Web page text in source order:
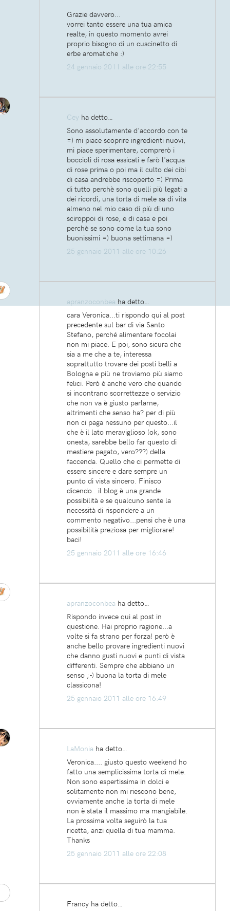
Grazie davvero...
vorrei tanto essere una tua amica
realte, in questo momento avrei
proprio bisogno di un cuscinetto di
erbe aromatiche :)
24 gennaio 2011 alle ore 22:55
Cey ha detto…
Sono assolutamente d'accordo con te
=) mi piace scoprire ingredienti nuovi,
mi piace sperimentare, comprerò i
boccioli di rosa essicati e farò l'acqua
di rose prima o poi ma il culto dei cibi
di casa andrebbe riscoperto =) Prima
di tutto perchè sono quelli più legati a
dei ricordi, una torta di mele sa di vita
almeno nel mio caso di più di uno
sciroppoi di rose, e di casa e poi
perchè se sono come la tua sono
buonissimi =) buona settimana =)
25 gennaio 2011 alle ore 10:26
apranzoconbea ha detto…
cara Veronica...ti rispondo qui al post
precedente sul bar di via Santo
Stefano, perché alimentare focolai
non mi piace. E poi, sono sicura che
sia a me che a te, interessa
soprattutto trovare dei posti belli a
Bologna e più ne troviamo più siamo
felici. Però è anche vero che quando
si incontrano scorrettezze o servizio
che non va è giusto parlarne,
altrimenti che senso ha? per di più
non ci paga nessuno per questo...il
che è il lato meraviglioso (ok, sono
onesta, sarebbe bello far questo di
mestiere pagato, vero???) della
faccenda. Quello che ci permette di
essere sincere e dare sempre un
punto di vista sincero. Finisco
dicendo...il blog è una grande
possibilità e se qualcuno sente la
necessità di rispondere a un
commento negativo...pensi che è una
possibilità preziosa per migliorare!
baci!
25 gennaio 2011 alle ore 16:46
apranzoconbea ha detto…
Rispondo invece qui al post in
questione. Hai proprio ragione...a
volte si fa strano per forza! però è
anche bello provare ingredienti nuovi
che danno gusti nuovi e punti di vista
differenti. Sempre che abbiano un
senso ;-) buona la torta di mele
classicona!
25 gennaio 2011 alle ore 16:49
LaMonia ha detto…
Veronica.... giusto questo weekend ho
fatto una semplicissima torta di mele.
Non sono espertissima in dolci e
solitamente non mi riescono bene,
ovviamente anche la torta di mele
non è stata il massimo ma mangiabile.
La prossima volta seguirò la tua
ricetta, anzi quella di tua mamma.
Thanks
25 gennaio 2011 alle ore 22:08
Francy ha detto…